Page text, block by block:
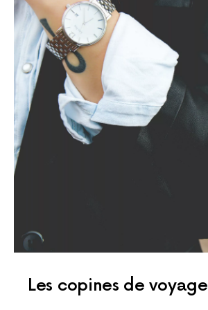
Les copines de voyage